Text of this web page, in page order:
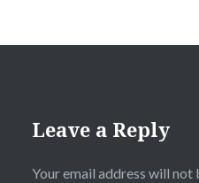
Leave a Reply
Your email address will not